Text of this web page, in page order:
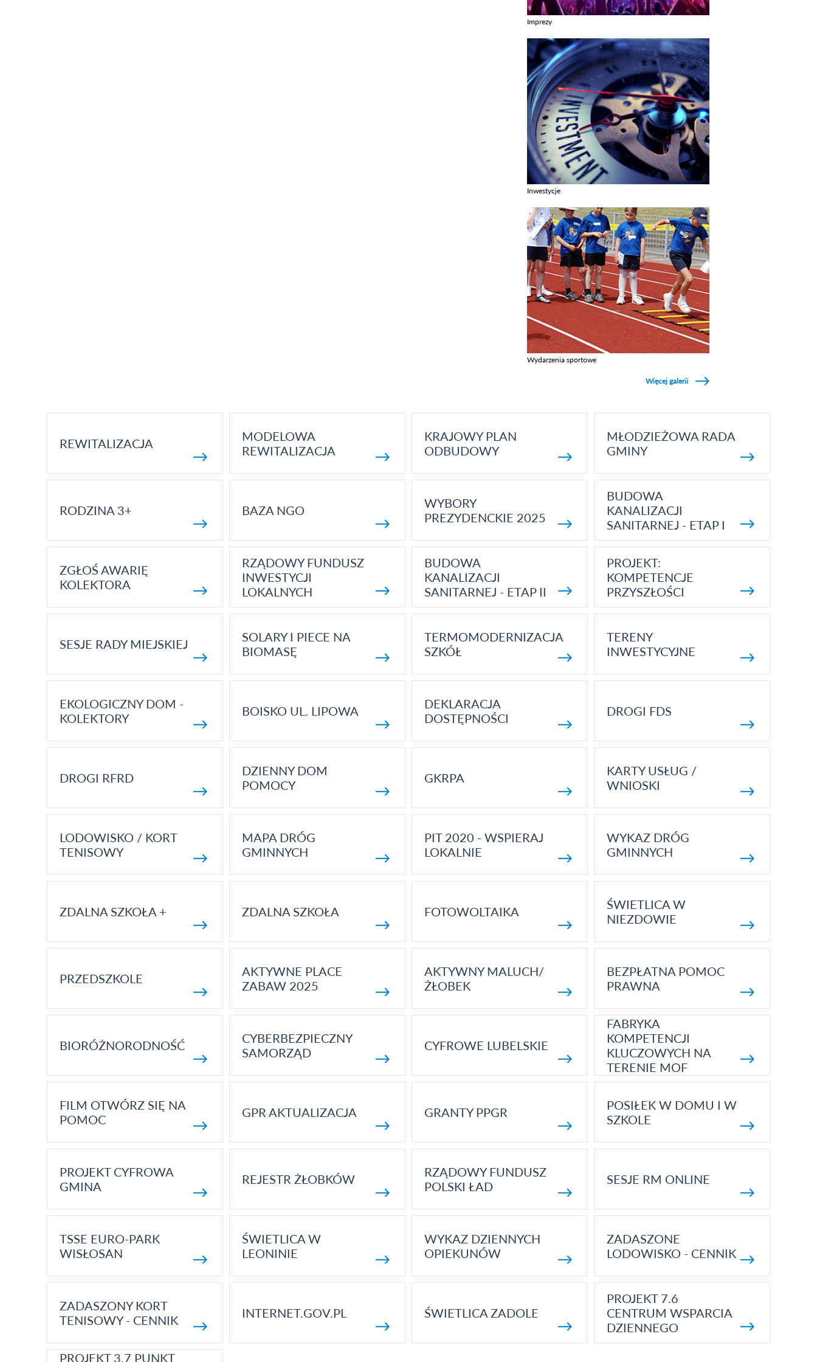
Imprezy
Inwestycje
Wydarzenia sportowe
Więcej galerii
REWITALIZACJA
MODELOWA
REWITALIZACJA
KRAJOWY PLAN
ODBUDOWY
MŁODZIEŻOWA RADA
GMINY
RODZINA 3+ BAZA NGO
WYBORY
PREZYDENCKIE 2025
BUDOWA
KANALIZACJI
SANITARNEJ - ETAP I
ZGŁOŚ AWARIĘ
KOLEKTORA
RZĄDOWY FUNDUSZ
INWESTYCJI
LOKALNYCH
BUDOWA
KANALIZACJI
SANITARNEJ - ETAP II
PROJEKT:
KOMPETENCJE
PRZYSZŁOŚCI
SESJE RADY MIEJSKIEJ
SOLARY I PIECE NA
BIOMASĘ
TERMOMODERNIZACJA
SZKÓŁ
TERENY
INWESTYCYJNE
EKOLOGICZNY DOM -
KOLEKTORY
BOISKO UL. LIPOWA
DEKLARACJA
DOSTĘPNOŚCI
DROGI FDS
DROGI RFRD
DZIENNY DOM
POMOCY
GKRPA
KARTY USŁUG /
WNIOSKI
LODOWISKO / KORT
TENISOWY
MAPA DRÓG
GMINNYCH
PIT 2020 - WSPIERAJ
LOKALNIE
WYKAZ DRÓG
GMINNYCH
ZDALNA SZKOŁA + ZDALNA SZKOŁA FOTOWOLTAIKA
ŚWIETLICA W
NIEZDOWIE
PRZEDSZKOLE
AKTYWNE PLACE
ZABAW 2025
AKTYWNY MALUCH/
ŻŁOBEK
BEZPŁATNA POMOC
PRAWNA
BIORÓŻNORODNOŚĆ
CYBERBEZPIECZNY
SAMORZĄD
CYFROWE LUBELSKIE
FABRYKA
KOMPETENCJI
KLUCZOWYCH NA
TERENIE MOF
FILM OTWÓRZ SIĘ NA
POMOC
GPR AKTUALIZACJA GRANTY PPGR
POSIŁEK W DOMU I W
SZKOLE
PROJEKT CYFROWA
GMINA
REJESTR ŻŁOBKÓW
RZĄDOWY FUNDUSZ
POLSKI ŁAD
SESJE RM ONLINE
TSSE EURO-PARK
WISŁOSAN
ŚWIETLICA W
LEONINIE
WYKAZ DZIENNYCH
OPIEKUNÓW
ZADASZONE
LODOWISKO - CENNIK
ZADASZONY KORT
TENISOWY - CENNIK
INTERNET.GOV.PL ŚWIETLICA ZADOLE
PROJEKT 7.6
CENTRUM WSPARCIA
DZIENNEGO
PROJEKT 3.7 PUNKT